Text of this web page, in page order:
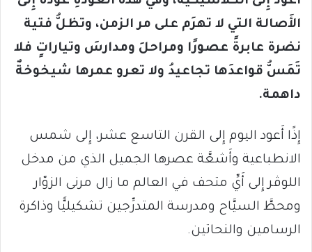
الأَصالة التي لا تهرَم على مر الزمن، وتظلُّ فتية
نضرة عابرةً عصورًا ومراحلَ ومدارسَ وتياراتٍ فلا
تَمَسُّ قواعدَها تجاعيدُ ولا تعرو عمرها شيخوخةٌ
داهمة.
إِذًا أَعود اليوم إِلى القرن التاسع عشر، إِلى شمس
الانطباعية وأَشعَّة عصرها الجميل الذي من مدخل
اللوڤر إِلى أَيِّ متحف في العالم ما زال مرنى الزوّار
ومحطَّ السيَّاح ومدرسة المتدرِّجين تشكيليًّا وذاكرة
الرسامين والنحاتين.